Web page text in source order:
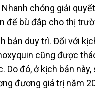
chóng giải
để bù đắp cho thị
bản duy trì. Đối với
cũng được
Do đó, ở kịch bản
đương giá trị năm